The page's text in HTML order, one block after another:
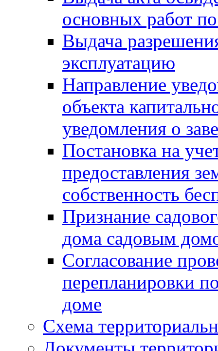
основных работ
Выдача
эксплуатацию
Направление
объекта
уведомления о
Постановка на
предоставления
собственность
Признание
дома садовым
Согласование
перепланировки
доме
Схема